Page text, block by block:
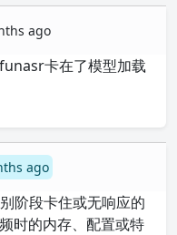
ago
卡在了模型加载
ago
阶段卡住或无响应的
时的内存、配置或特